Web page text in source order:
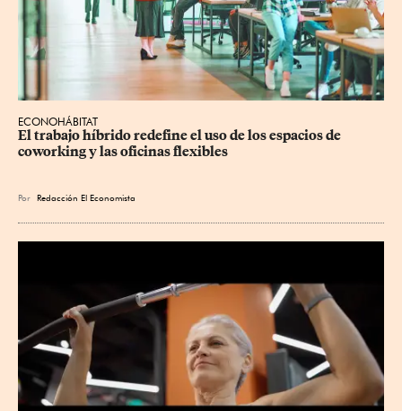
ECONOHÁBITAT
El trabajo híbrido redefine el uso de los espacios de
coworking y las oficinas flexibles
Por Redacción El Economista